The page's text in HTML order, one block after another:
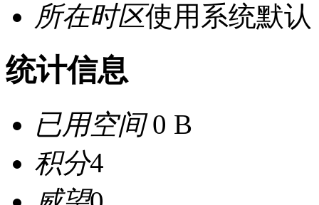
所在时区使用系统默认
统计信息
已用空间0 B
积分4